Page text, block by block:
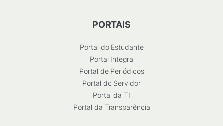
PORTAIS
Portal do Estudante
Portal Integra
Portal de Periódicos
Portal do Servidor
Portal da TI
Portal da Transparência